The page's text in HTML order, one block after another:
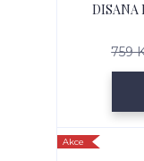
DISANA
759
Akce